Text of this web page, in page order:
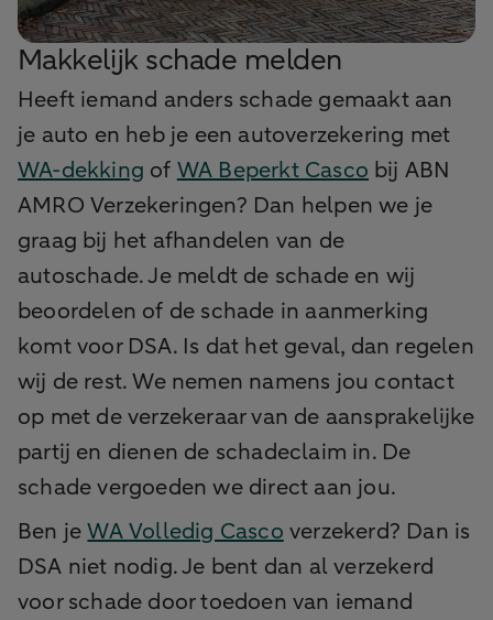
Makkelijk schade melden
Heeft iemand anders schade gemaakt aan
je auto en heb je een autoverzekering met
WA-dekking of WA Beperkt Casco bij ABN
AMRO Verzekeringen? Dan helpen we je
graag bij het afhandelen van de
autoschade. Je meldt de schade en wij
beoordelen of de schade in aanmerking
komt voor DSA. Is dat het geval, dan regelen
wij de rest. We nemen namens jou contact
op met de verzekeraar van de aansprakelijke
partij en dienen de schadeclaim in. De
schade vergoeden we direct aan jou.
Ben jeWA Volledig Casco verzekerd? Dan is
DSA niet nodig. Je bent dan al verzekerd
voor schade door toedoen van iemand